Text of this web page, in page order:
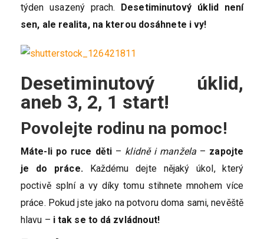
týden usazený prach. Desetiminutový úklid není
sen, ale realita, na kterou dosáhnete i vy!
Desetiminutový úklid,
aneb 3, 2, 1 start!
Povolejte rodinu na pomoc!
Máte-li po ruce děti – klidně i manžela– zapojte
je do práce.Každému dejte nějaký úkol, který
poctivě splní a vy díky tomu stihnete mnohem více
práce. Pokud jste jako na potvoru doma sami, nevěště
hlavu – i tak se to dá zvládnout!